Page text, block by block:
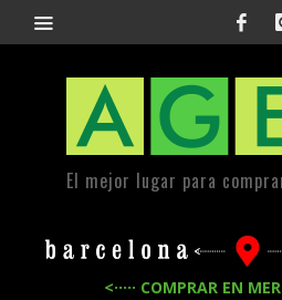
El mejor lugar para
<····· COMPRAR EN